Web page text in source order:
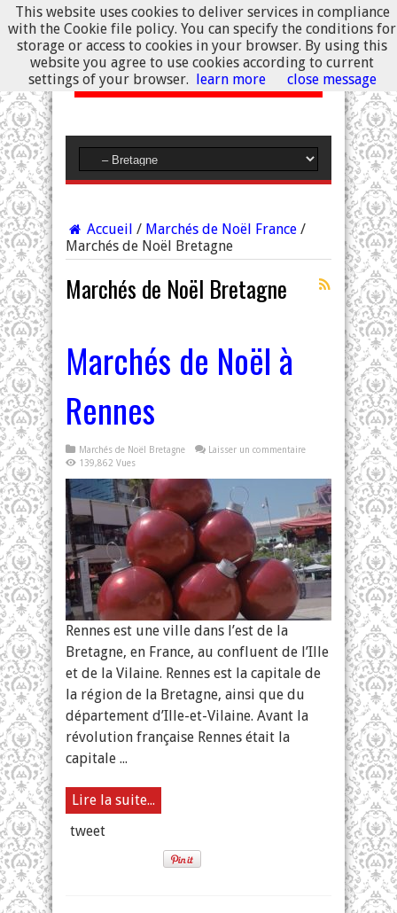
Accueil / Marchés de Noël France /
Marchés de Noël Bretagne
Marchés de Noël Bretagne
Marchés de Noël à
Rennes
Marchés de Noël Bretagne
Laisser un commentaire
139,862 Vues
Rennes est une ville dans l’est de la
Bretagne, en France, au confluent de l’Ille
et de la Vilaine. Rennes est la capitale de
la région de la Bretagne, ainsi que du
département d’Ille-et-Vilaine. Avant la
révolution française Rennes était la
capitale ...
Lire la suite...
tweet
This website uses cookies to deliver services in compliance
with the Cookie file policy. You can specify the conditions for
storage or access to cookies in your browser. By using this
website you agree to use cookies according to current
settings of your browser. learn more close message